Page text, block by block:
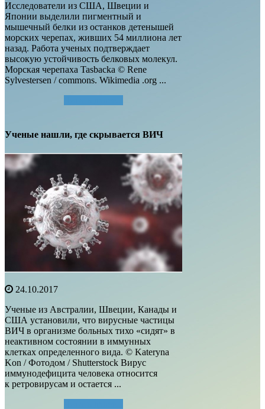
Исследователи из США, Швеции и
Японии выделили пигментный и
мышечный белки из останков детенышей
морских черепах, живших 54 миллиона лет
назад. Работа ученых подтверждает
высокую устойчивость белковых молекул.
Морская черепаха Tasbacka © Rene
Sylvestersen / commons. Wikimedia .org ...
Ученые нашли, где скрывается ВИЧ
24.10.2017
Ученые из Австралии, Швеции, Канады и
США установили, что вирусные частицы
ВИЧ в организме больных тихо «сидят» в
неактивном состоянии в иммунных
клетках определенного вида. © Kateryna
Kon / Фотодом / Shutterstock Вирус
иммунодефицита человека относится
к ретровирусам и остается ...